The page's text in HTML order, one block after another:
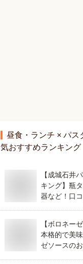
昼食・ランチ × パス
気おすすめランキング
【成城石井
キング】瓶
器など！口
【ボロネー
本格的で美
ゼソースの